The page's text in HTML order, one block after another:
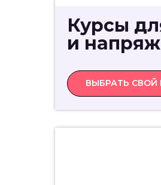
Курсы
и
ВЫБРАТЬ СВОЙ